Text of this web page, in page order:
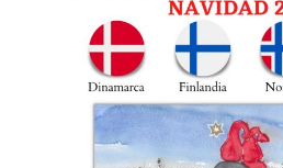
a
r
A
d
m
i